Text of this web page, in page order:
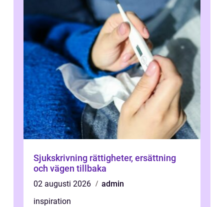
Sjukskrivning rättigheter, ersättning
och vägen tillbaka
02 augusti 2026
admin
inspiration